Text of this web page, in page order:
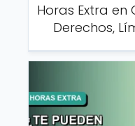
Horas Extra en
Derechos,